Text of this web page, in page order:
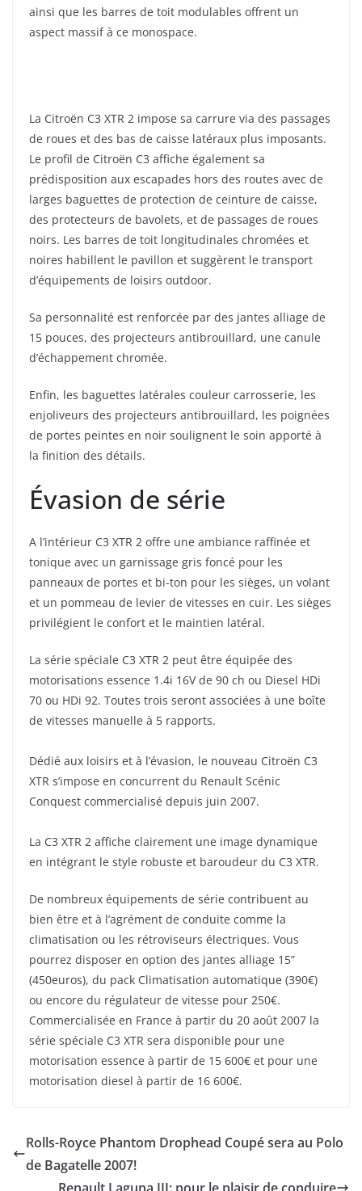
ainsi que les barres de toit modulables offrent un
aspect massif à ce monospace.
La Citroën C3 XTR 2 impose sa carrure via des passages
de roues et des bas de caisse latéraux plus imposants.
Le profil de Citroën C3 affiche également sa
prédisposition aux escapades hors des routes avec de
larges baguettes de protection de ceinture de caisse,
des protecteurs de bavolets, et de passages de roues
noirs. Les barres de toit longitudinales chromées et
noires habillent le pavillon et suggèrent le transport
d’équipements de loisirs outdoor.
Sa personnalité est renforcée par des jantes alliage de
15 pouces, des projecteurs antibrouillard, une canule
d’échappement chromée.
Enfin, les baguettes latérales couleur carrosserie, les
enjoliveurs des projecteurs antibrouillard, les poignées
de portes peintes en noir soulignent le soin apporté à
la finition des détails.
Évasion de série
A l’intérieur C3 XTR 2 offre une ambiance raffinée et
tonique avec un garnissage gris foncé pour les
panneaux de portes et bi-ton pour les sièges, un volant
et un pommeau de levier de vitesses en cuir. Les sièges
privilégient le confort et le maintien latéral.
La série spéciale C3 XTR 2 peut être équipée des
motorisations essence 1.4i 16V de 90 ch ou Diesel HDi
70 ou HDi 92. Toutes trois seront associées à une boîte
de vitesses manuelle à 5 rapports.
Dédié aux loisirs et à l’évasion, le nouveau Citroën C3
XTR s’impose en concurrent du Renault Scénic
Conquest commercialisé depuis juin 2007.
La C3 XTR 2 affiche clairement une image dynamique
en intégrant le style robuste et baroudeur du C3 XTR.
De nombreux équipements de série contribuent au
bien être et à l’agrément de conduite comme la
climatisation ou les rétroviseurs électriques. Vous
pourrez disposer en option des jantes alliage 15”
(450euros), du pack Climatisation automatique (390€)
ou encore du régulateur de vitesse pour 250€.
Commercialisée en France à partir du 20 août 2007 la
série spéciale C3 XTR sera disponible pour une
motorisation essence à partir de 15 600€ et pour une
motorisation diesel à partir de 16 600€.
Rolls-Royce Phantom Drophead Coupé sera au Polo
de Bagatelle 2007!